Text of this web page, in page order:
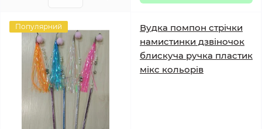
Популярний
Вудка помпон стрічки
намистинки дзвіночок
блискуча ручка пластик
мікс кольорів